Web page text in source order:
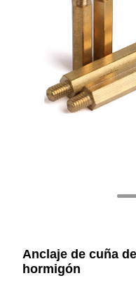
Anclaje de cuña
hormigón